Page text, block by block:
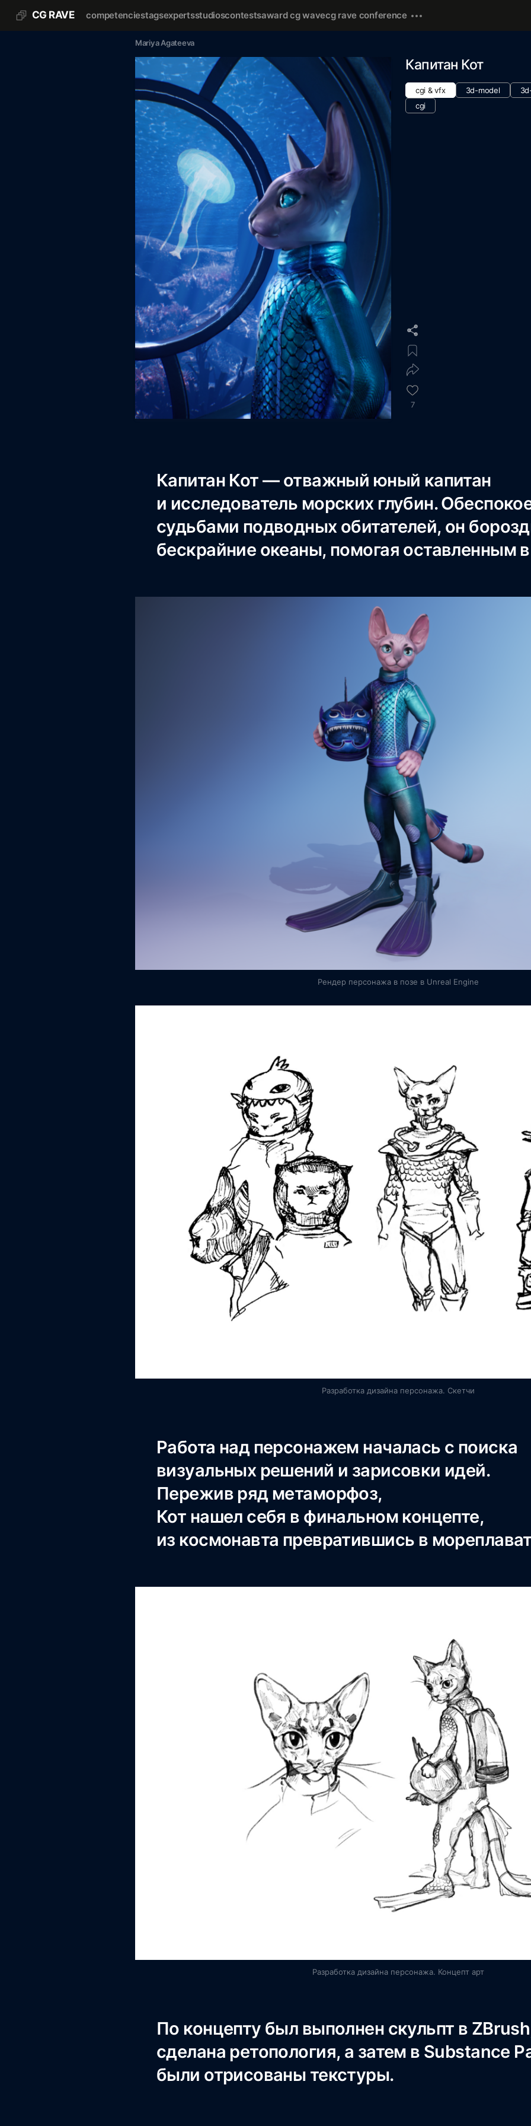
CG RAVE competenciestagsexpertsstudioscontestsaward cg wavecg rave conference
Mariya Agateeva
Капитан Кот
cgi & vfx 3d-model
cgi
7
Капитан Кот — отважный юный капитан
и исследователь морских глубин.
судьбами подводных обитателей, он
бескрайние океаны, помогая оставленным
Рендер персонажа в позе в Unreal Engine
Разработка дизайна персонажа. Скетчи
Работа над персонажем началась с поиска
визуальных решений и зарисовки идей.
Пережив ряд метаморфоз,
Кот нашел себя в финальном концепте,
из космонавта превратившись в
Разработка дизайна персонажа. Концепт арт
По концепту был выполнен скульпт в
сделана ретопология, а затем в Substance
были отрисованы текстуры.